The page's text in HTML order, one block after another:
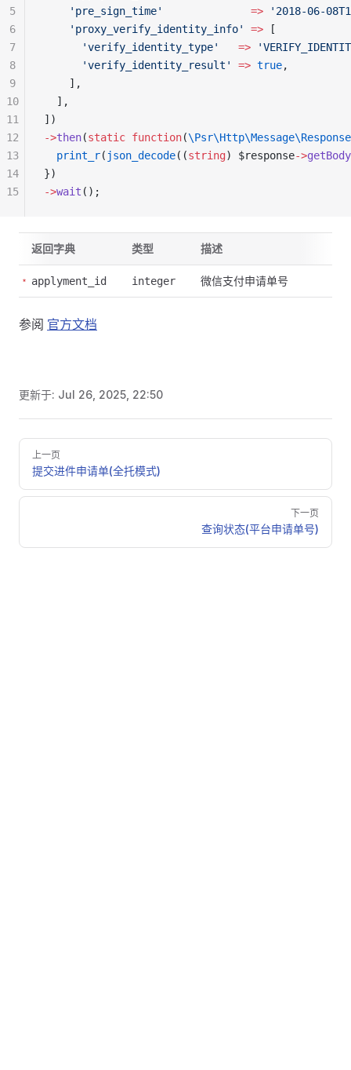
    'pre_sign_time'
              =>
'2018-06-
    'proxy_verify_identity_info'
=> [
      'verify_identity_type'
   =>
      'verify_identity_result'
=> true,
    ],
  ],
])
->then(static function(
  print_r
( json_decode((string) $response->getBody
})
->wait ();
5
6
7
8
9
10
11
12
13
14
15
返回字典 类型 描述
applyment_id integer 微信支付申请单号
参阅 官方文档
更新于: Jul 26, 2025, 22:50
Pager
上一页
提交进件申请单(全托模式)
下一页
查询状态(平台申请单号)